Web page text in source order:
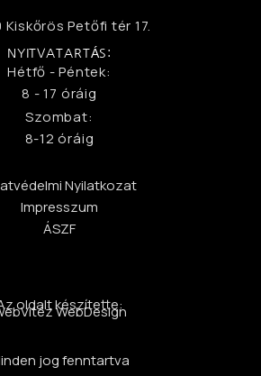
Kiskőrös Petőfi tér 17.
NYITVATARTÁS:
Hétfő - Péntek:
8 - 17 óráig
Szombat:
8-12 óráig
Nyilatkozat
Impresszum
ÁSZF
oldalt készítette:
WebDesign
jog fenntartva